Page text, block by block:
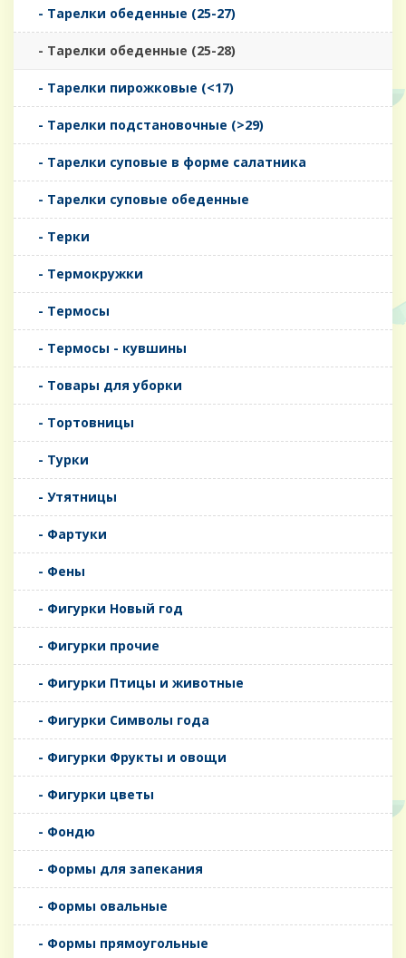
- Тарелки обеденные (25-27)
- Тарелки обеденные (25-28)
- Тарелки пирожковые (<17)
- Тарелки подстановочные (>29)
- Тарелки суповые в форме салатника
- Тарелки суповые обеденные
- Терки
- Термокружки
- Термосы
- Термосы - кувшины
- Товары для уборки
- Тортовницы
- Турки
- Утятницы
- Фартуки
- Фены
- Фигурки Новый год
- Фигурки прочие
- Фигурки Птицы и животные
- Фигурки Символы года
- Фигурки Фрукты и овощи
- Фигурки цветы
- Фондю
- Формы для запекания
- Формы овальные
- Формы прямоугольные